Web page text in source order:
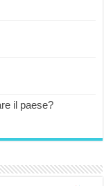
il paese?